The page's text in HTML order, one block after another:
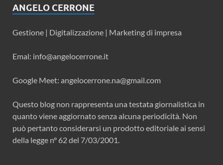
ANGELO CERRONE
Gestione | Digitalizzazione | Marketing di impresa
Emal: info@angelocerrone.it
Google Meet: angelocerrone.na@gmail.com
Questo blog non rappresenta una testata giornalistica in
quanto viene aggiornato senza alcuna periodicità. Non
può pertanto considerarsi un prodotto editoriale ai sensi
della legge n° 62 del 7/03/2001.